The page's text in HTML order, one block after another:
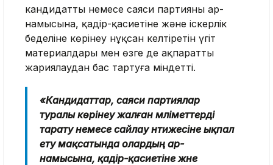
кандидаттың немесе саяси партияның ар-
намысына, қадір-қасиетіне және іскерлік
беделіне көрінеу нұқсан келтіретін үгіт
материалдары мен өзге де ақпаратты
жариялаудан бас тартуға міндетті.
«Кандидаттар, саяси партиялар
туралы көрінеу жалған мәліметтерді
тарату немесе сайлау нәтижесіне ықпал
ету мақсатында олардың ар-
намысына, қадір-қасиетіне және